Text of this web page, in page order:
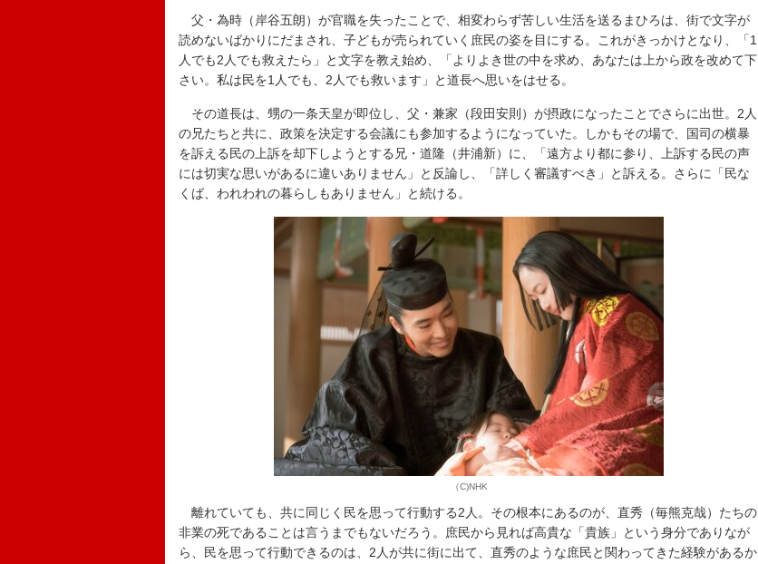
父・為時（岸谷五朗）が官職を失ったことで、相変わらず苦しい生活を送るまひろは、街で文字が
読めないばかりにだまされ、子どもが売られていく庶民の姿を目にする。これがきっかけとなり、「1
人でも2人でも救えたら」と文字を教え始め、「よりよき世の中を求め、あなたは上から政を改めて下
さい。私は民を1人でも、2人でも救います」と道長へ思いをはせる。
その道長は、甥の一条天皇が即位し、父・兼家（段田安則）が摂政になったことでさらに出世。2人
の兄たちと共に、政策を決定する会議にも参加するようになっていた。しかもその場で、国司の横暴
を訴える民の上訴を却下しようとする兄・道隆（井浦新）に、「遠方より都に参り、上訴する民の声
には切実な思いがあるに違いありません」と反論し、「詳しく審議すべき」と訴える。さらに「民な
くば、われわれの暮らしもありません」と続ける。
（C)NHK
離れていても、共に同じく民を思って行動する2人。その根本にあるのが、直秀（毎熊克哉）たちの
非業の死であることは言うまでもないだろう。庶民から見れば高貴な「貴族」という身分でありなが
ら、民を思って行動できるのは、2人が共に街に出て、直秀のような庶民と関わってきた経験があるか